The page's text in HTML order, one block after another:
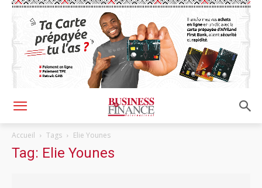
Accueil Tags Elie Younes
Tag: Elie Younes